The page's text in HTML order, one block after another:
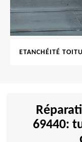
ETANCHÉITÉ
69440: